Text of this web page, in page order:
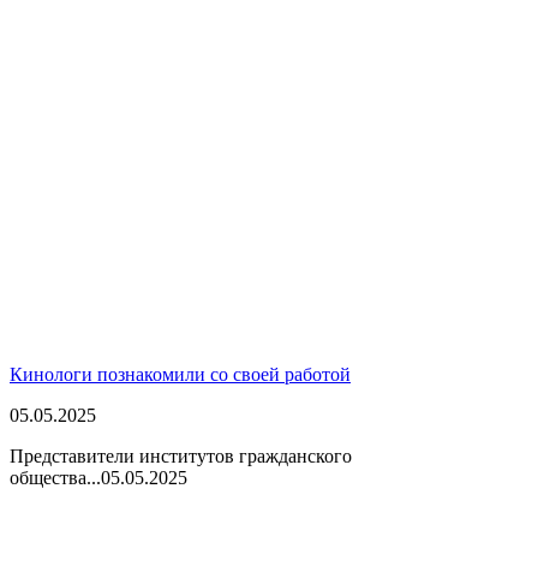
Кинологи познакомили со своей работой
05.05.2025
Представители институтов гражданского
общества...05.05.2025